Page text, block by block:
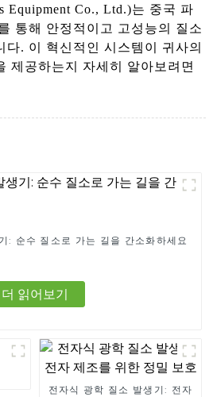
Equipment Co., Ltd.)는 중국 파
통해 안정적이고 고성능의 질소
다. 이 혁신적인 시스템이 귀사의
제공하는지 자세히 알아보려면
: 순수 질소로 가는 길을 간소화하세요
더 읽어보기
전자식 광학 질소 발생기: 전자